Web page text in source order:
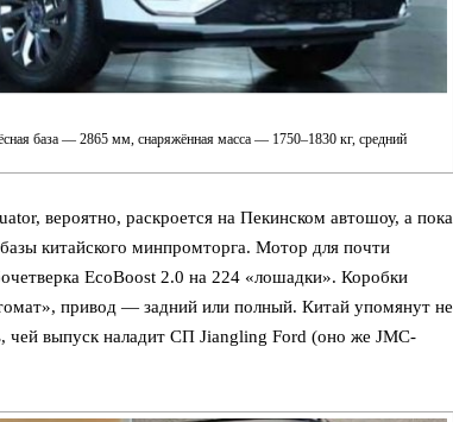
база — 2865 мм, снаряжённая масса — 1750–1830 кг, средний
вероятно, раскроется на Пекинском автошоу, а пока
китайского минпромторга. Мотор для почти
EcoBoost 2.0 на 224 «лошадки». Коробки
привод — задний или полный. Китай упомянут не
чей выпуск наладит СП Jiangling Ford (оно же JMC-